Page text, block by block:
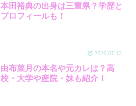
本田裕典の出身は三重県？学歴と
プロフィールも！
2026.07.13
由布菜月の本名や元カレは？高
校・大学や産院・妹も紹介！